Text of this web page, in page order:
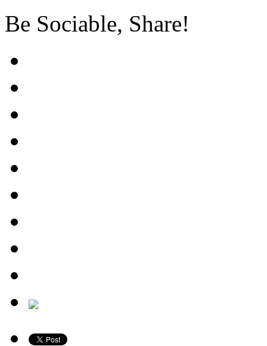
Be Sociable, Share!